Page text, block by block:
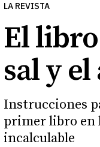
LA REVISTA
El
sal y el
Instrucciones
primer libro en
incalculable